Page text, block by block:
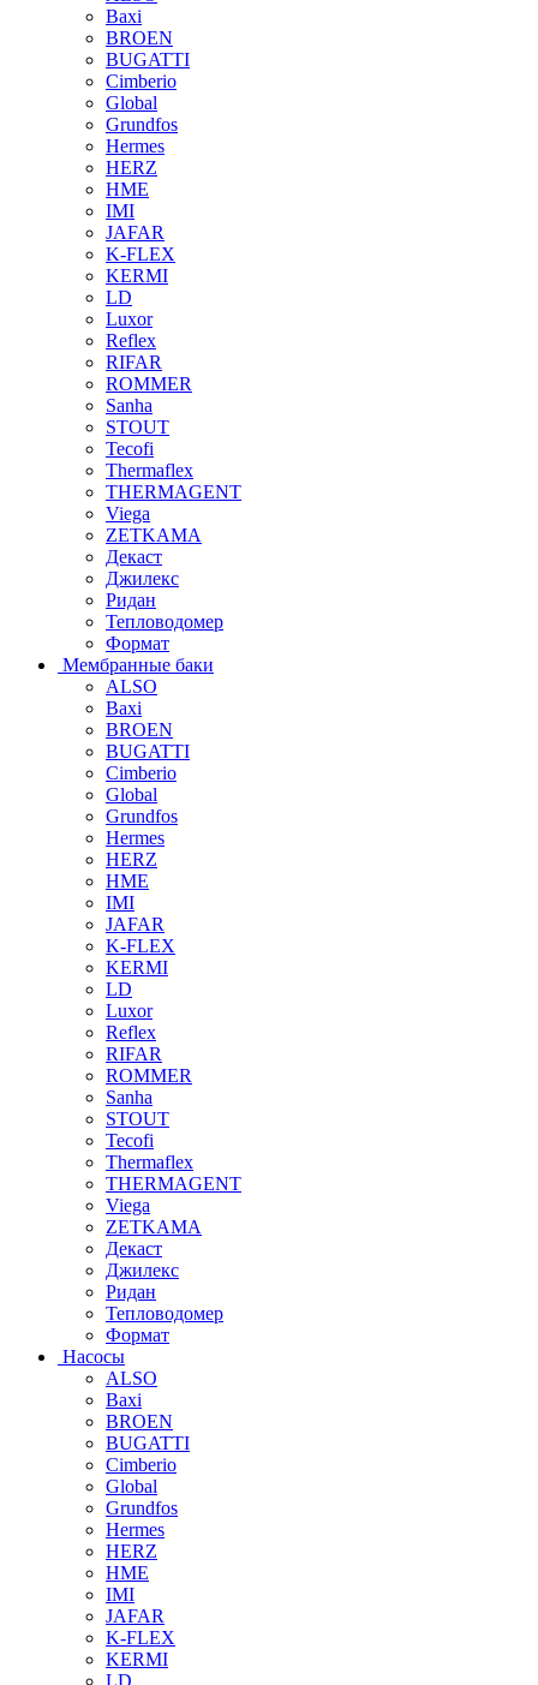
Baxi
BROEN
BUGATTI
Cimberio
Global
Grundfos
Hermes
HERZ
HME
IMI
JAFAR
K-FLEX
KERMI
LD
Luxor
Reflex
RIFAR
ROMMER
Sanha
STOUT
Tecofi
Thermaflex
THERMAGENT
Viega
ZETKAMA
Декаст
Джилекс
Ридан
Тепловодомер
Формат
Мембранные баки
ALSO
Baxi
BROEN
BUGATTI
Cimberio
Global
Grundfos
Hermes
HERZ
HME
IMI
JAFAR
K-FLEX
KERMI
LD
Luxor
Reflex
RIFAR
ROMMER
Sanha
STOUT
Tecofi
Thermaflex
THERMAGENT
Viega
ZETKAMA
Декаст
Джилекс
Ридан
Тепловодомер
Формат
Насосы
ALSO
Baxi
BROEN
BUGATTI
Cimberio
Global
Grundfos
Hermes
HERZ
HME
IMI
JAFAR
K-FLEX
KERMI
LD